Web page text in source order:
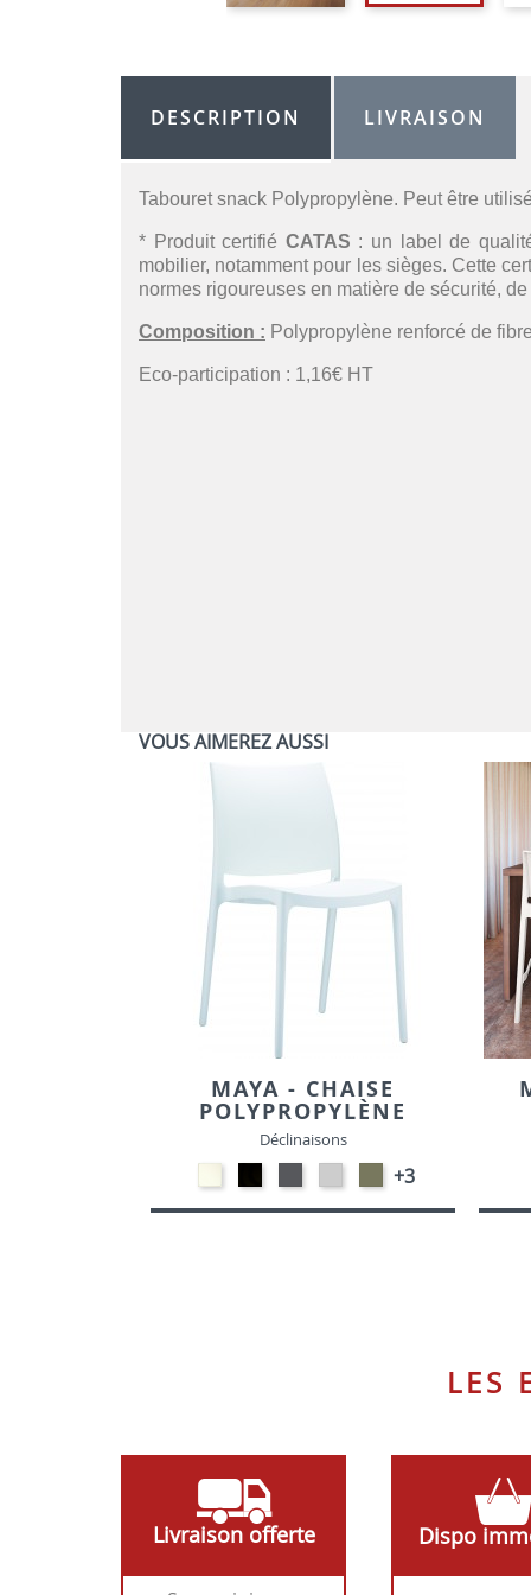
DESCRIPTION LIVRAISON
Tabouret snack Polypropylène. Peut être
* Produit certifié CATAS : un label de
mobilier, notamment pour les sièges. Cette
normes rigoureuses en matière de sécurité,
Composition : Polypropylène renforcé de
Eco-participation : 1,16€ HT
VOUS AIMEREZ AUSSI
MAYA - CHAISE
POLYPROPYLÈNE
Déclinaisons
-
Blanc
-
Noir
Polypropylène
-
Gris
Polypropylène
-
Gris
Polypropylène
-
Vert
+3
LES
Livraison offerte Dispo